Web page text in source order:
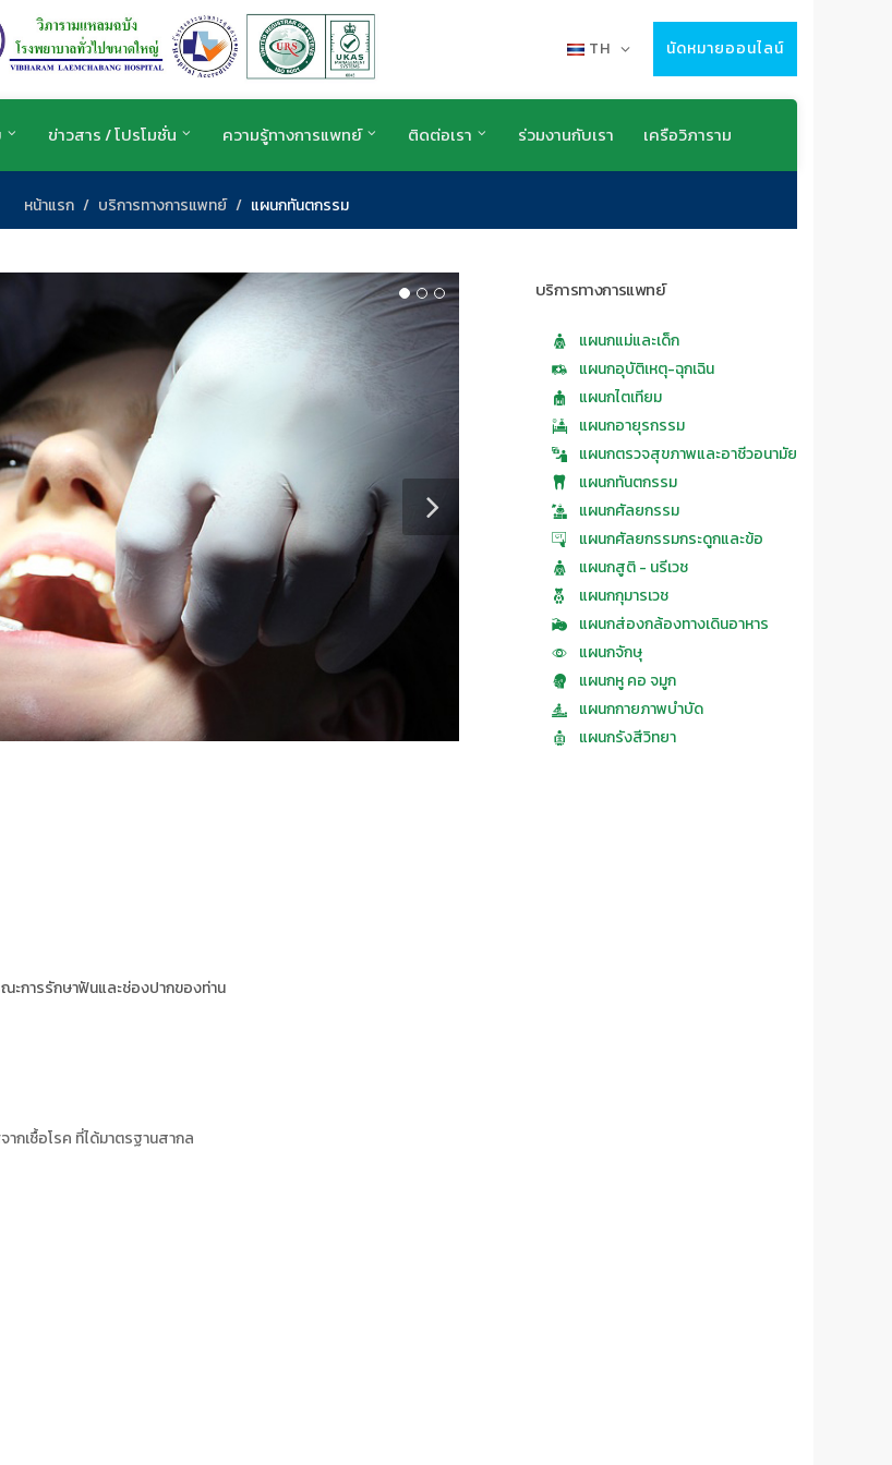
TH นัดหมายออนไลน์
ข่าวสาร / โปรโมชั่น ความรู้ทางการแพทย์ ติดต่อเรา ร่วมงานกับเรา เครือวิภาราม
หน้าแรก บริการทางการแพทย์ แผนกทันตกรรม
แผนกทันตกรรม
ะการรักษาฟันและช่องปากของท่าน
กเชื้อโรค ที่ได้มาตรฐานสากล
บริการทางการแพทย์
แผนกแม่และเด็ก
แผนกอุบัติเหตุ-ฉุกเฉิน
แผนกไตเทียม
แผนกอายุรกรรม
แผนกตรวจสุขภาพและอาชีวอนามัย
แผนกทันตกรรม
แผนกศัลยกรรม
แผนกศัลยกรรมกระดูกและข้อ
แผนกสูติ - นรีเวช
แผนกกุมารเวช
แผนกส่องกล้องทางเดินอาหาร
แผนกจักษุ
แผนกหู คอ จมูก
แผนกกายภาพบำบัด
แผนกรังสีวิทยา